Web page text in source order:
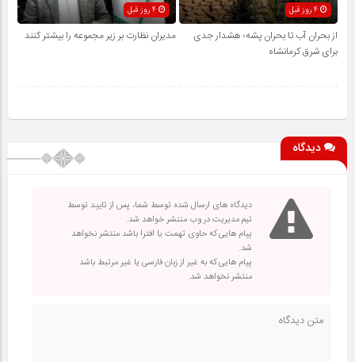
4 روز قبل
از بحران آب تا بحران پشه؛ هشدار جدی
برای شرق کرمانشاه
مدیران نظارت بر زیر مجموعه را بیشتر کنند
دیدگاه
دیدگاه های ارسال شده توسط شما، پس از تایید توسط
تیم مدیریت در وب منتشر خواهد شد.
پیام هایی که حاوی تهمت یا افترا باشد منتشر نخواهد
شد.
پیام هایی که به غیر از زبان فارسی یا غیر مرتبط باشد
منتشر نخواهد شد.